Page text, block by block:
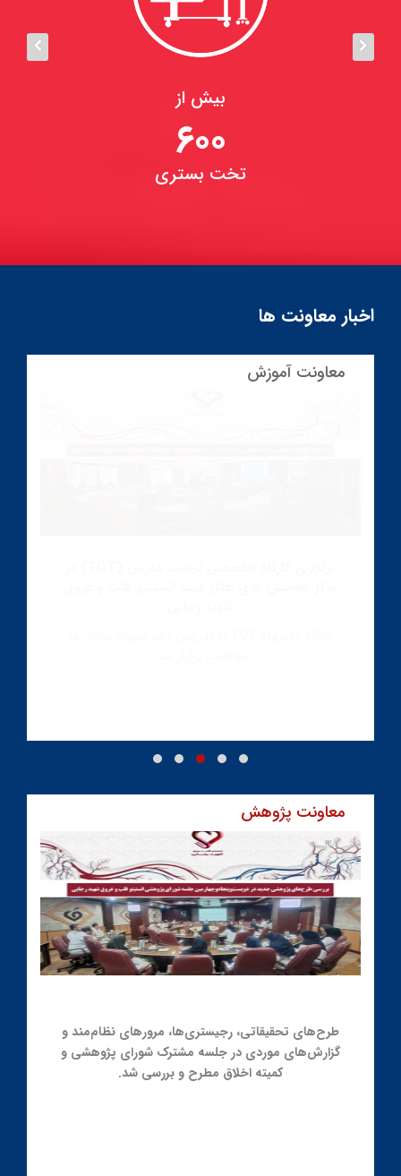
بیش از
600
تخت بستری
اخبار معاونت ها
معاونت آموزش
معاونت پژوهش
طرح‌های تحقیقاتی، رجیستری‌ها، مرورهای نظام‌مند و
گزارش‌های موردی در جلسه مشترک شورای پژوهشی و
کمیته اخلاق مطرح و بررسی شد.